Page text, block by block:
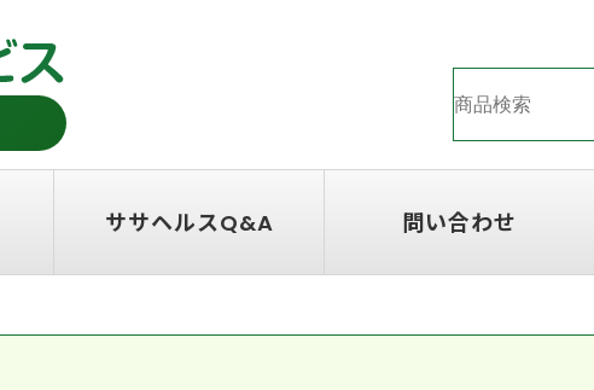
ササヘルスQ&A 問い合わせ